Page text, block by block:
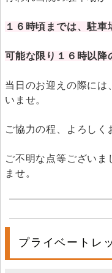
１６時頃までは、駐
可能な限り１６時以降
当日のお迎えの際には
いませ。
ご協力の程、よろしく
ご不明な点等ございま
ませ。
プライベートレ